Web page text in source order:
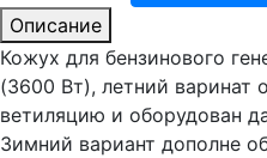
Описание
Кожух для бензинового
(3600 Вт), летний варинат
ветиляцию и оборудован
Зимний вариант дополне